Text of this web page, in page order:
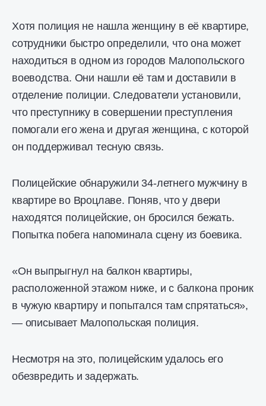
Хотя полиция не нашла женщину в её квартире,
сотрудники быстро определили, что она может
находиться в одном из городов Малопольского
воеводства. Они нашли её там и доставили в
отделение полиции. Следователи установили,
что преступнику в совершении преступления
помогали его жена и другая женщина, с которой
он поддерживал тесную связь.
Полицейские обнаружили 34-летнего мужчину в
квартире во Вроцлаве. Поняв, что у двери
находятся полицейские, он бросился бежать.
Попытка побега напоминала сцену из боевика.
«Он выпрыгнул на балкон квартиры,
расположенной этажом ниже, и с балкона проник
в чужую квартиру и попытался там спрятаться»,
— описывает Малопольская полиция.
Несмотря на это, полицейским удалось его
обезвредить и задержать.